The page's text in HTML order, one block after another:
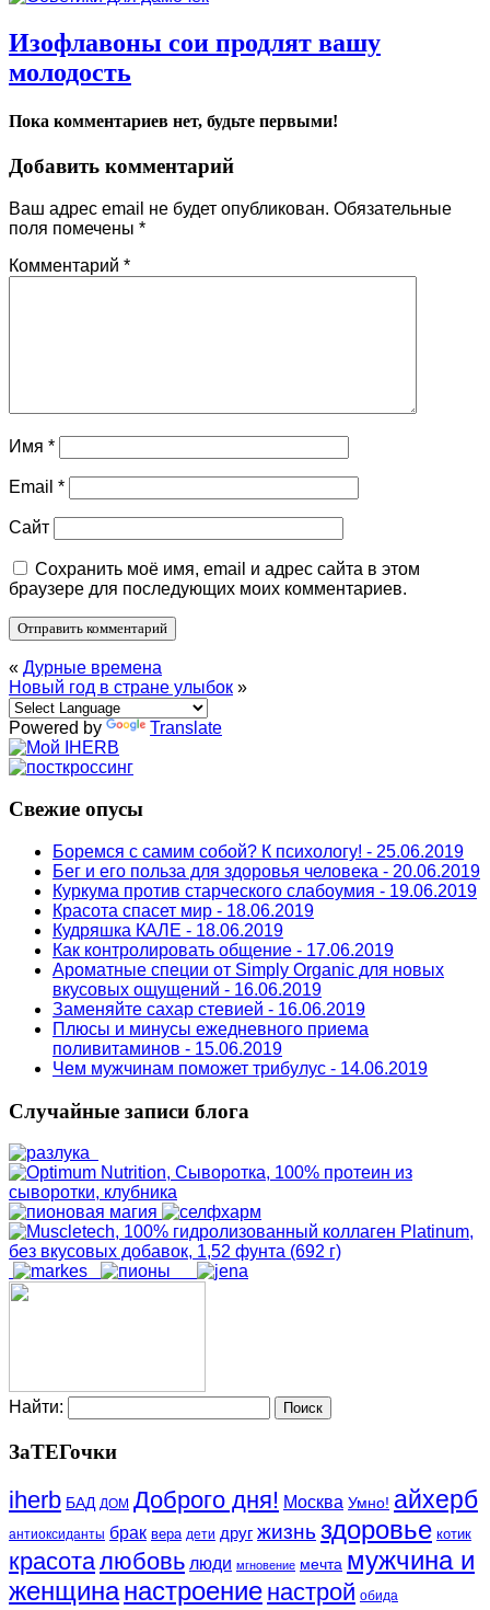
Изофлавоны сои продлят вашу
молодость
Пока комментариев нет, будьте первыми!
Добавить комментарий
Ваш адрес email не будет опубликован. Обязательные
поля помечены *
Комментарий *
Имя *
Email *
Сайт
Сохранить моё имя, email и адрес сайта в этом
браузере для последующих моих комментариев.
« Дурные времена
Новый год в стране улыбок »
Powered by Translate
Свежие опусы
Боремся с самим собой? К психологу! - 25.06.2019
Бег и его польза для здоровья человека - 20.06.2019
Куркума против старческого слабоумия - 19.06.2019
Красота спасет мир - 18.06.2019
Кудряшка КАЛЕ - 18.06.2019
Как контролировать общение - 17.06.2019
Ароматные специи от Simply Organic для новых
вкусовых ощущений - 16.06.2019
Заменяйте сахар стевией - 16.06.2019
Плюсы и минусы ежедневного приема
поливитаминов - 15.06.2019
Чем мужчинам поможет трибулус - 14.06.2019
Случайные записи блога
Найти:
ЗаТЕГочки
iherb БАД ДОМ Доброго дня! Москва Умно! айхерб
антиоксиданты брак вера дети друг жизнь здоровье котик
красоталюбовь люди мгновение мечта мужчина и
женщинанастроение настрой обида